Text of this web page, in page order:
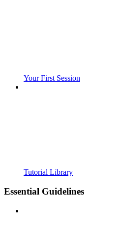
Your First Session
Tutorial Library
Essential Guidelines